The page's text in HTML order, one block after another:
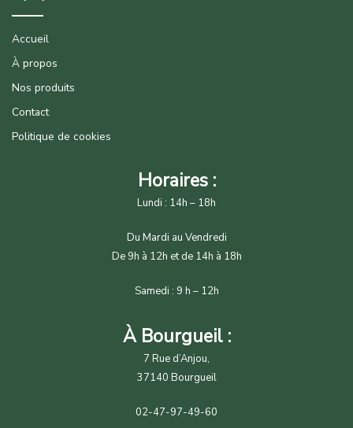
Accueil
À propos
Nos produits
Contact
Politique de cookies
Horaires :
Lundi : 14h – 18h
Du Mardi au Vendredi
De 9h à 12h et de 14h à 18h
Samedi : 9 h – 12h
À Bourgueil :
7 Rue d’Anjou,
37140 Bourgueil
02-47-97-49-60